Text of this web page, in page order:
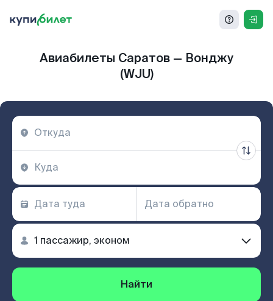
Авиабилеты Саратов — Вонджу
(WJU)
Найти